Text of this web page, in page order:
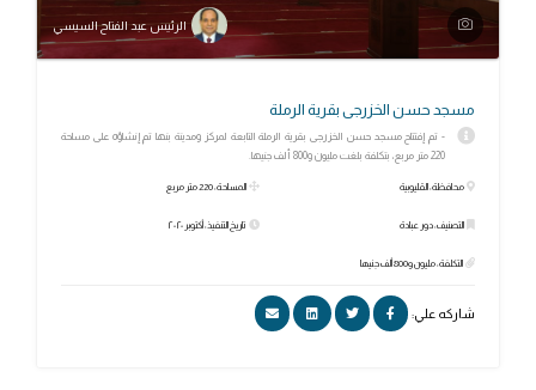
الرئيس عبد الفتاح السيسي
مسجد حسن الخزرجى بقرية الرملة
- تم إفتتاح مسجد حسن الخزرجى بقرية الرملة التابعة لمركز ومدينة بنها تم إنشاؤه على مساحة
220 متر مربع، بتكلفة بلغت مليون و800 ألف جنيها.
محافظة: القليوبية
التصنيف: دور عبادة
التكلفة: مليون و800 ألف جنيها
المساحة: 220 متر مربع
تاريخ التنفيذ: أكتوبر ٢٠٢٠
شاركه علي: